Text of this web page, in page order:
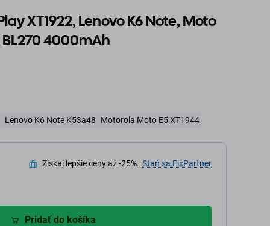
XT1922, Lenovo K6 Note, Moto
BL270 4000mAh
Lenovo K6 Note K53a48 Motorola Moto E5 XT1944
Získaj lepšie ceny až -25%. Staň sa FixPartner
Pridať do košíka